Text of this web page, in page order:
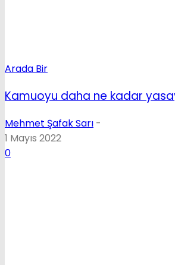
Arada Bir
Kamuoyu daha ne kadar
Mehmet Şafak Sarı -
1 Mayıs 2022
0